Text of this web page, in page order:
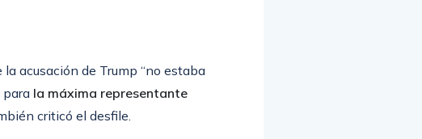
acusación de Trump “no estaba
para la máxima representante
criticó el desfile.